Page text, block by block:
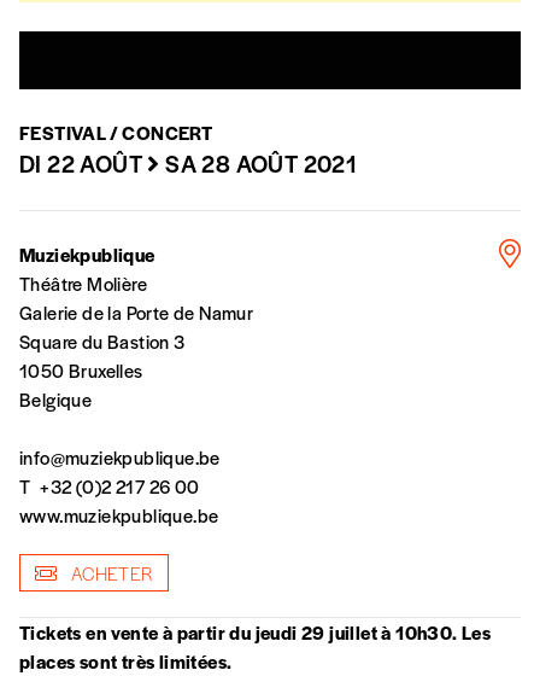
Les mots de passe ne correspondent pas
INSCRIPTION
*champs obligatoires
NOS
FORMULES
Abonnement
1 an = 5 numéros
20€*
*Prix indicatif, frais de port inclus
Par numéro
5€*
*Prix indicatif, frais de port inclus
Ancienne école vétérinaire
En savoir plus
FESTIVAL / CONCERT
DI 22 AOÛT SA 28 AOÛT 2021
Muziekpublique
Théâtre Molière
Galerie de la Porte de Namur
Square du Bastion 3
1050 Bruxelles
Belgique
info@muziekpublique.be
T +32 (0)2 217 26 00
www.muziekpublique.be
ACHETER
Tickets en vente à partir du jeudi 29 juillet à 10h30. Les
places sont très limitées.